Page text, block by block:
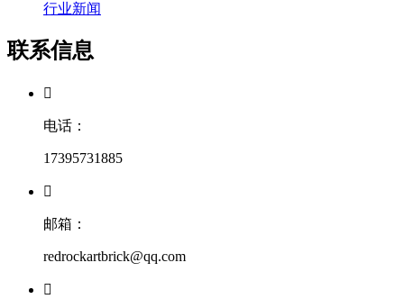
行业新闻
联系信息

电话：
17395731885

邮箱：
redrockartbrick@qq.com
